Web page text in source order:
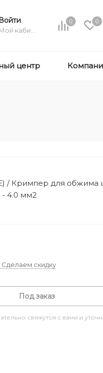
0 0
Войти
центр
E) / Кримпер для
- 4.0 мм2
скидку
Под заказ
свяжутся с вами и